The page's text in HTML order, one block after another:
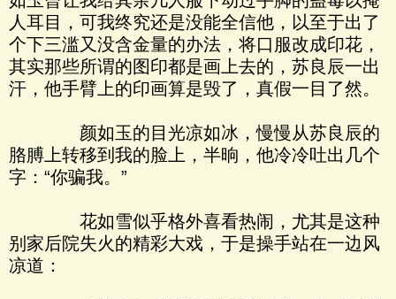
人耳目，可我终究还是没能全信他，以至于出了
个下三滥又没含金量的办法，将口服改成印花，
其实那些所谓的图印都是画上去的，苏良辰一出
汗，他手臂上的印画算是毁了，真假一目了然。
颜如玉的目光凉如冰，慢慢从苏良辰的
胳膊上转移到我的脸上，半晌，他冷冷吐出几个
字：“你骗我。”
花如雪似乎格外喜看热闹，尤其是这种
别家后院失火的精彩大戏，于是操手站在一边风
凉道：